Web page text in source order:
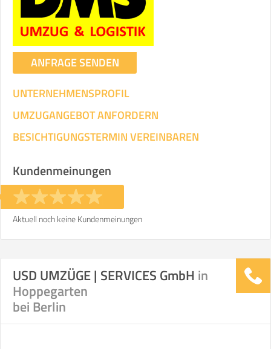
Ihre Angaben:
am
Wohnfläche:m² Entfernung:
Gewicht: kg
Stunden Stunden
KOSTENSCHÄTZUNG:
ANFRAGE SENDEN
UNTERNEHMENSPROFIL
UMZUGANGEBOT ANFORDERN
BESICHTIGUNGSTERMIN VEREINBAREN
Kundenmeinungen
Aktuell noch keine Kundenmeinungen
USD UMZÜGE | SERVICES GmbH in
Hoppegarten
bei Berlin